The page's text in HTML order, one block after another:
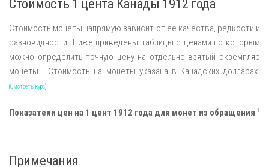
Стоимость 1 цента Канады 1912 года
Стоимость монеты напрямую зависит от её качества, редкости и
разновидности. Ниже приведены таблицы с ценами по которым
можно определить точную цену на отдельно взятый экземпляр
монеты. Стоимость на монеты указана в Канадских долларах.
(Смотреть курс)
Показатели цен на 1 цент 1912 года для монет из обращения 1
Примечания